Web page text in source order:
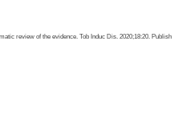
review of the evidence. Tob Induc Dis. 2020;18:20. Publish